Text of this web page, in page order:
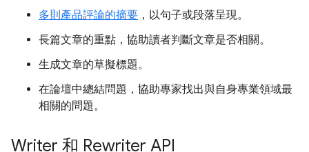
多則產品評論的摘要 ，以句子或段落呈現。
長篇文章的重點，協助讀者判斷文章是否相關。
生成文章的草擬標題。
在論壇中總結問題，協助專家找出與自身專業領域最
相關的問題。
Writer 和 Rewriter API